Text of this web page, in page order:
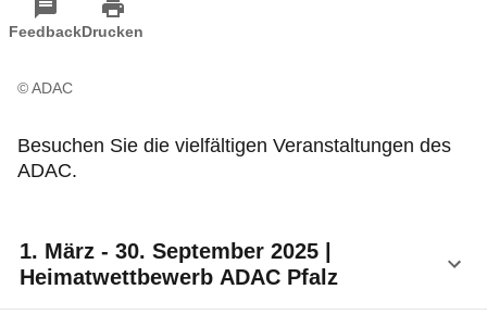
Urlaub & Touristik
Sicherheit & Mobilität
Service & Beratung
Ihr ADAC in Rheinland-Pfalz
FeedbackDrucken
© ADAC
Besuchen Sie die vielfältigen Veranstaltungen des
ADAC.
1. März - 30. September 2025 |
Heimatwettbewerb ADAC Pfalz